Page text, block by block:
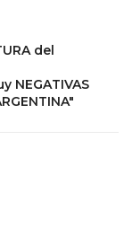
del
NEGATIVAS